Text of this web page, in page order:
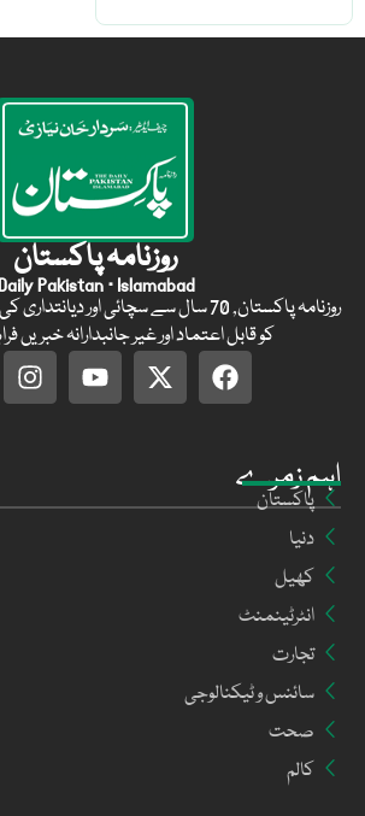
اہم زمرے
پاکستان
دنیا
کھیل
انٹرٹینمنٹ
تجارت
سائنس و ٹیکنالوجی
صحت
کالم
روزنامہ پاکستان
Pakistan · Islamabad
روزنامہ پاکستان, 70 سال سے سچائی اور
کو قابل اعتماد اور غیر جانبدارانہ خبریں